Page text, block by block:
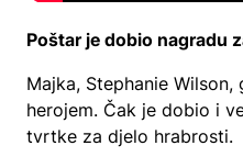
Poštar je dobio nagradu
Majka, Stephanie
herojem. Čak je dobio i
tvrtke za djelo hrabrosti.